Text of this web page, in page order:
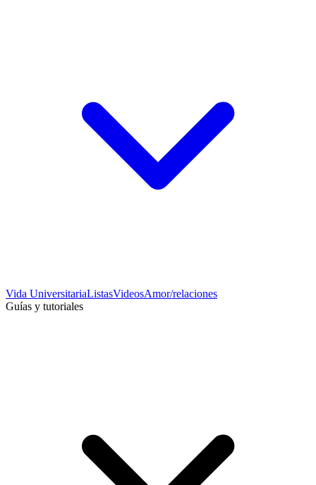
Vida UniversitariaListasVideosAmor/relaciones
Guías y tutoriales